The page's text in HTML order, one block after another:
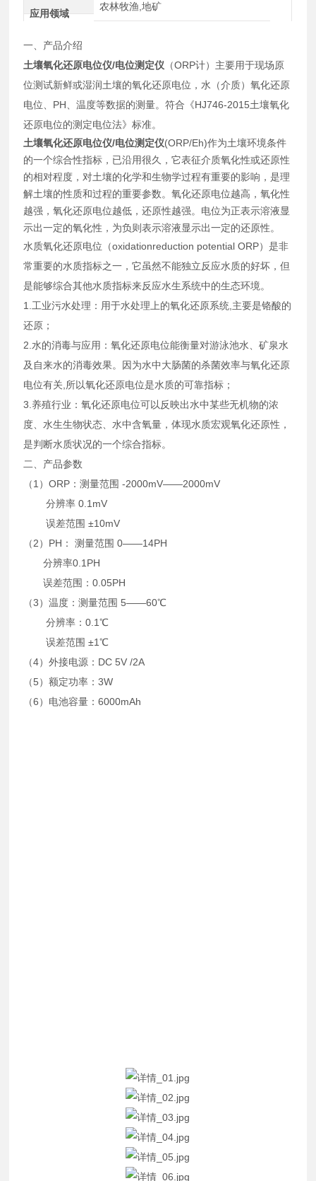
应用领域
农林牧渔,地矿
一、产品介绍
土壤氧化还原电位仪/电位测定仪 （ORP计）主要用于现场原
位测试新鲜或湿润土壤的氧化还原电位，水（介质）氧化还原
电位、PH、温度等数据的测量。符合《HJ746-2015土壤氧化
还原电位的测定电位法》标准。
土壤氧化还原电位仪/电位测定仪(ORP/Eh)作为土壤环境条件
的一个综合性指标，已沿用很久，它表征介质氧化性或还原性
的相对程度，对土壤的化学和生物学过程有重要的影响，是理
解土壤的性质和过程的重要参数。氧化还原电位越高，氧化性
越强，氧化还原电位越低，还原性越强。电位为正表示溶液显
示出一定的氧化性，为负则表示溶液显示出一定的还原性。
水质氧化还原电位（oxidationreduction potential ORP）是非
常重要的水质指标之一，它虽然不能独立反应水质的好坏，但
是能够综合其他水质指标来反应水生系统中的生态环境。
1.工业污水处理：用于水处理上的氧化还原系统,主要是铬酸的
还原；
2.水的消毒与应用：氧化还原电位能衡量对游泳池水、矿泉水
及自来水的消毒效果。因为水中大肠菌的杀菌效率与氧化还原
电位有关,所以氧化还原电位是水质的可靠指标；
3.养殖行业：氧化还原电位可以反映出水中某些无机物的浓
度、水生生物状态、水中含氧量，体现水质宏观氧化还原性，
是判断水质状况的一个综合指标。
二、产品参数
（1）ORP：测量范围 -2000mV——2000mV
分辨率 0.1mV
误差范围 ±10mV
（2）PH： 测量范围 0——14PH
分辨率0.1PH
误差范围：0.05PH
（3）温度：测量范围 5——60℃
分辨率：0.1℃
误差范围 ±1℃
（4）外接电源：DC 5V /2A
（5）额定功率：3W
（6）电池容量：6000mAh